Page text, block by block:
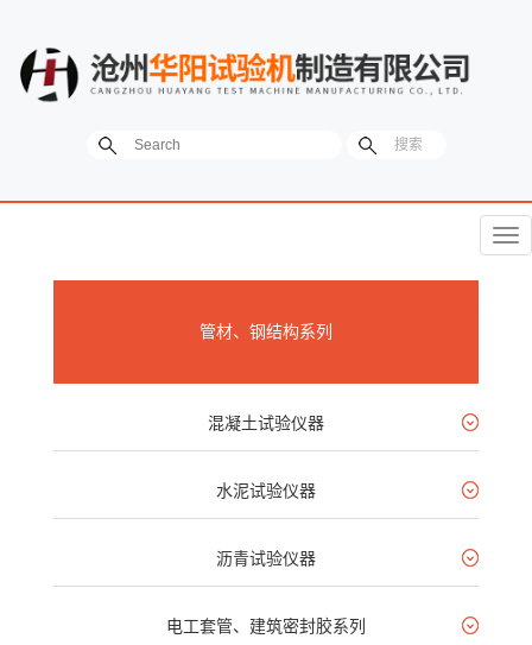
菜
管材、钢结构系列
混凝土试验仪器
水泥试验仪器
沥青试验仪器
电工套管、建筑密封胶系列